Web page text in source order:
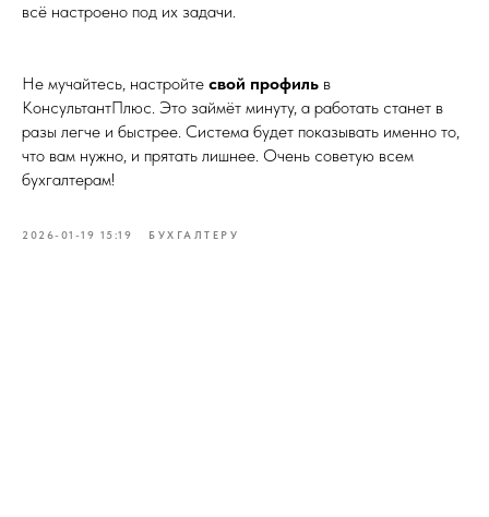
всё настроено под их задачи.
Не мучайтесь, настройте свой профиль в
КонсультантПлюс. Это займёт минуту, а работать станет в
разы легче и быстрее. Система будет показывать именно то,
что вам нужно, и прятать лишнее. Очень советую всем
бухгалтерам!
2026-01-19 15:19 БУХГАЛТЕРУ